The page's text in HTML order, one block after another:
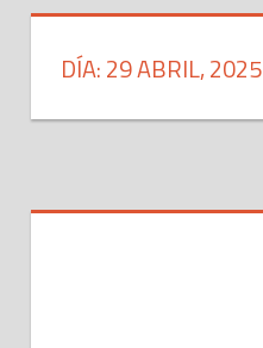
DÍA: 29 ABRIL, 2025